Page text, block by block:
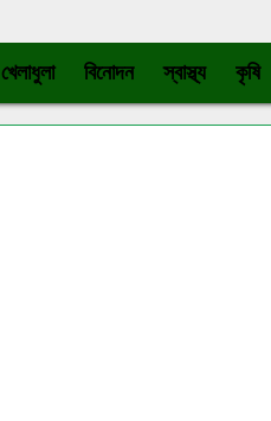
খেলাধুলা বিনোদন স্বাস্থ্য কৃষি